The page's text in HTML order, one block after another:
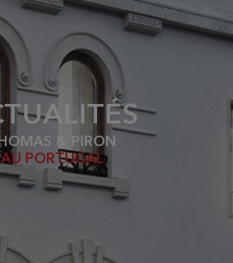
& PIRON
AU PORTUGAL